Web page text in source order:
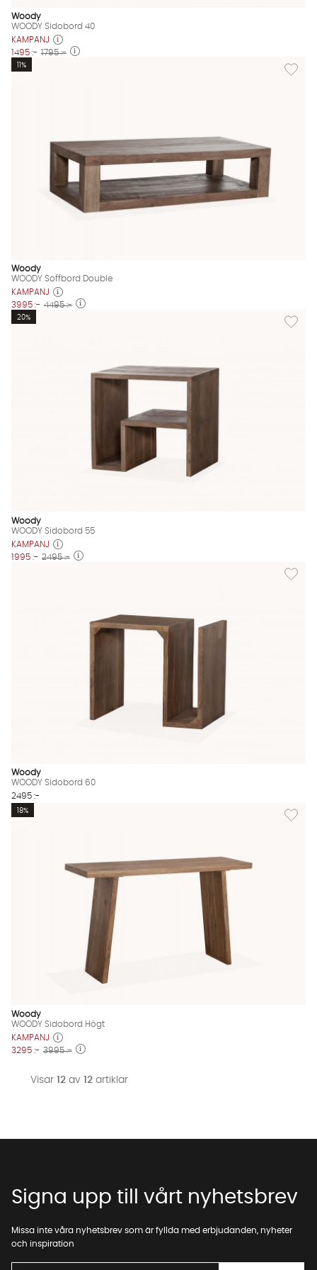
Woody
WOODY Sidobord 40
KAMPANJ
1495 :- 1795 :-
Lägg
11%
Woody
WOODY Soffbord Double
KAMPANJ
3995 :- 4495 :-
Lägg
20%
Woody
WOODY Sidobord 55
KAMPANJ
1995 :- 2495 :-
Lägg
Woody
WOODY Sidobord 60
2495 :-
Lägg
18%
Woody
WOODY Sidobord Högt
KAMPANJ
3295 :- 3995 :-
Visar 12 av 12 artiklar
Signa upp till vårt nyhetsbrev
Missa inte våra nyhetsbrev som är fyllda med erbjudanden, nyheter
och inspiration